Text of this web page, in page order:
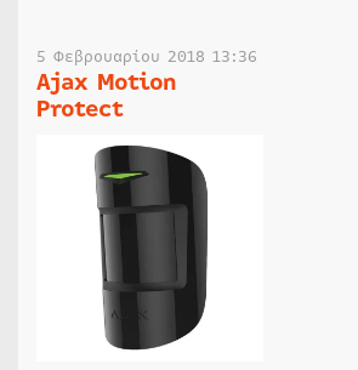
5 Φεβρουαρίου 2018 13:36
Ajax Motion
Protect